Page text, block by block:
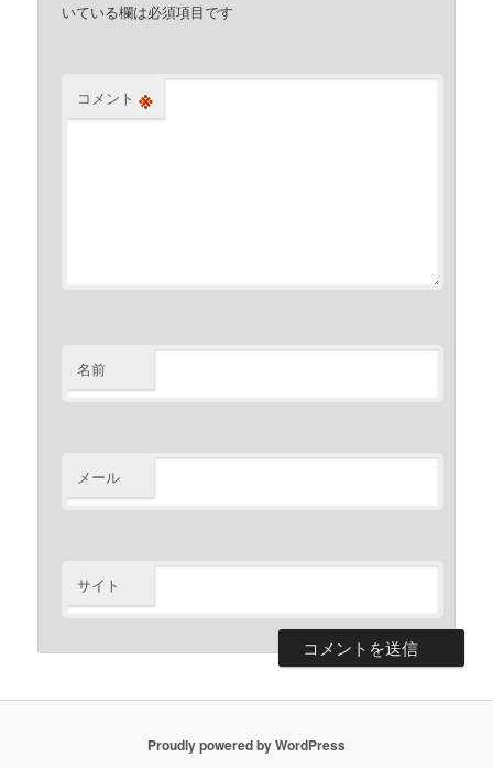
いている欄は必須項目です
コメント ※
名前
メール
サイト
Proudly powered by WordPress